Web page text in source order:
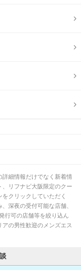
細情報だけでなく新着情
リフナビ大阪限定のクー
クリックしていただく
深夜の受付可能な店舗、
行可の店舗等を絞り込ん
の男性歓迎のメンズエス